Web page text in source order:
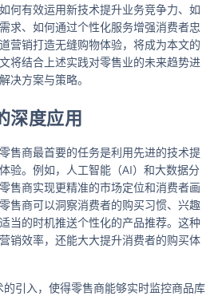
何有效运用新技术提升业务竞争力、如
求、如何通过个性化服务增强消费者忠
营销打造无缝购物体验，将成为本文的
将结合上述实践对零售业的未来趋势进
决方案与策略。
深度应用
售商最首要的任务是利用先进的技术提
验。例如，人工智能（AI）和大数据分
售商实现更精准的市场定位和消费者画
售商可以洞察消费者的购买习惯、兴趣
当的时机推送个性化的产品推荐。这种
销效率，还能大大提升消费者的购买体
引入，使得零售商能够实时监控商品库